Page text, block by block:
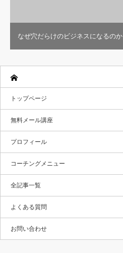
なぜ穴だらけのビジネスになるのか
トップページ
無料メール講座
プロフィール
コーチングメニュー
全記事一覧
よくある質問
お問い合わせ